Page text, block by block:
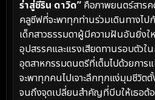
ร่าสู่ชีริน ดาวิด” คือภาพยนตร์สารค
คลูซีฟที่จะพาทุกท่านร่วมเดินทางไป
เด็กสาวธรรมดาผู้มีความฝันอันยิ่
อุปสรรคและแรงเสียดทานรอบตัวใ
อุตสาหกรรมดนตรีที่เต็มไปด้วยการ
จะพาทุกคนไปเจาะลึกทุกแง่มุมชีวิต
จนถึงจุดเปลี่ยนสำคัญที่บีบให้เธอต้